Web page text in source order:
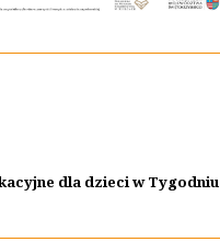
dla dzieci w Tygodniu